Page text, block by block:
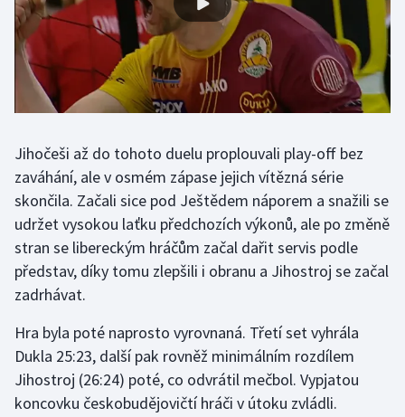
Judo
Krasobruslení
Lyže a snowboard
Moderní pětiboj
Motorsport
Olympijské hry
Parasport
Plavání
Jihočeši až do tohoto duelu proplouvali play-off bez
zaváhání, ale v osmém zápase jejich vítězná série
skončila. Začali sice pod Ještědem náporem a snažili se
udržet vysokou laťku předchozích výkonů, ale po změně
stran se libereckým hráčům začal dařit servis podle
představ, díky tomu zlepšili i obranu a Jihostroj se začal
zadrhávat.
Hra byla poté naprosto vyrovnaná. Třetí set vyhrála
Dukla 25:23, další pak rovněž minimálním rozdílem
Jihostroj (26:24) poté, co odvrátil mečbol. Vypjatou
koncovku českobudějovičtí hráči v útoku zvládli.